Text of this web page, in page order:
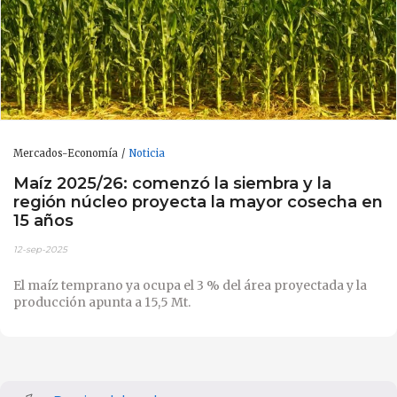
Mercados-Economía Noticia
Maíz 2025/26: comenzó la siembra y la
región núcleo proyecta la mayor cosecha en
15 años
12-sep-2025
El maíz temprano ya ocupa el 3 % del área proyectada y la
producción apunta a 15,5 Mt.